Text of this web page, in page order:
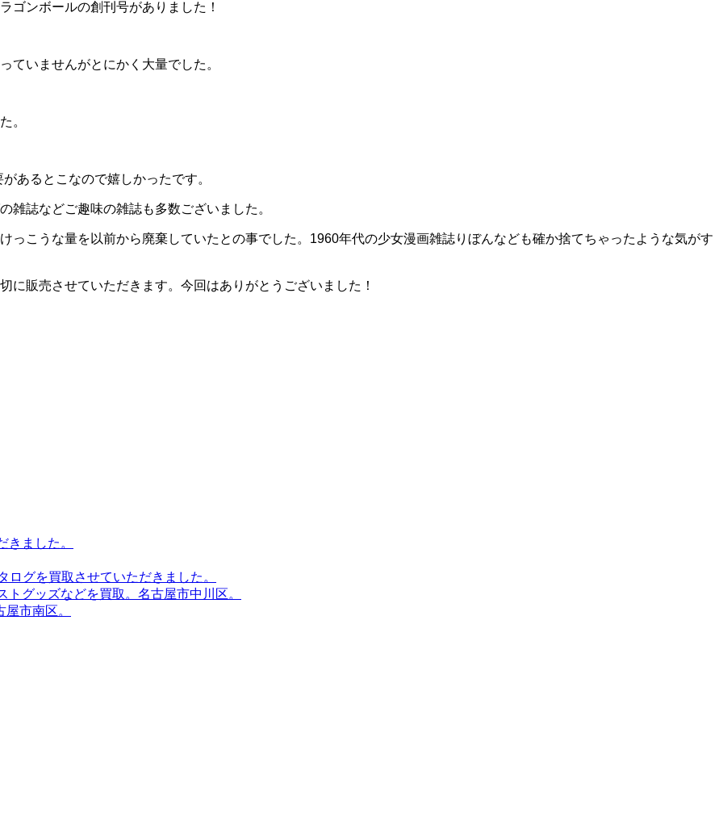
ゴンボールの創刊号がありました！
ていませんがとにかく大量でした。
。
あるとこなので嬉しかったです。
雑誌などご趣味の雑誌も多数ございました。
っこうな量を以前から廃棄していたとの事でした。1960年代の少女漫画雑誌りぼんなども確か捨てちゃったような気がす
販売させていただきます。今回はありがとうございました！
ました。
グを買取させていただきました。
グッズなどを買取。名古屋市中川区。
市南区。